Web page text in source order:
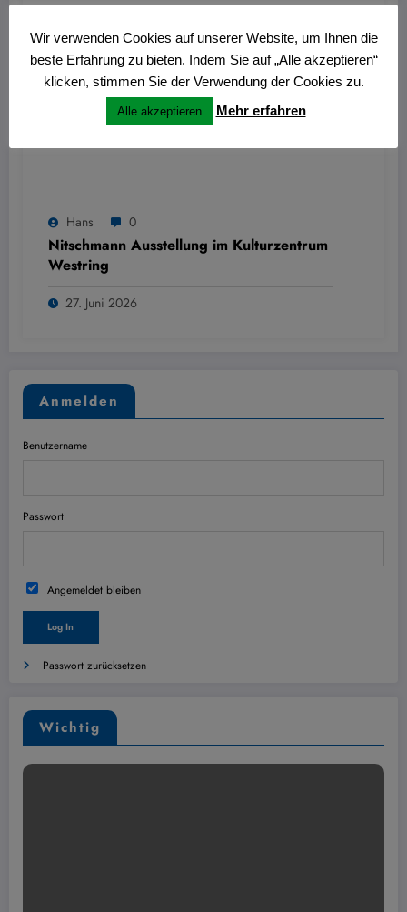
Hans 0
Nitschmann Ausstellung im Kulturzentrum
Westring
27. Juni 2026
Anmelden
Benutzername
Passwort
Angemeldet bleiben
Passwort zurücksetzen
Wichtig
Wir verwenden Cookies auf unserer Website, um Ihnen die
beste Erfahrung zu bieten. Indem Sie auf „Alle akzeptieren“
klicken, stimmen Sie der Verwendung der Cookies zu.
Alle akzeptieren Mehr erfahren